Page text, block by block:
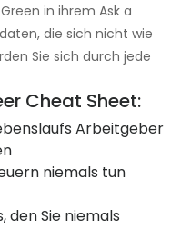
in ihrem Ask a
die sich nicht wie
Sie sich durch jede
Cheat Sheet:
Arbeitgeber
niemals tun
den Sie niemals